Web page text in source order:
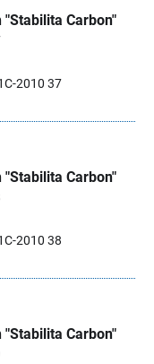
Carbon"
2010 37
Carbon"
2010 38
Carbon"